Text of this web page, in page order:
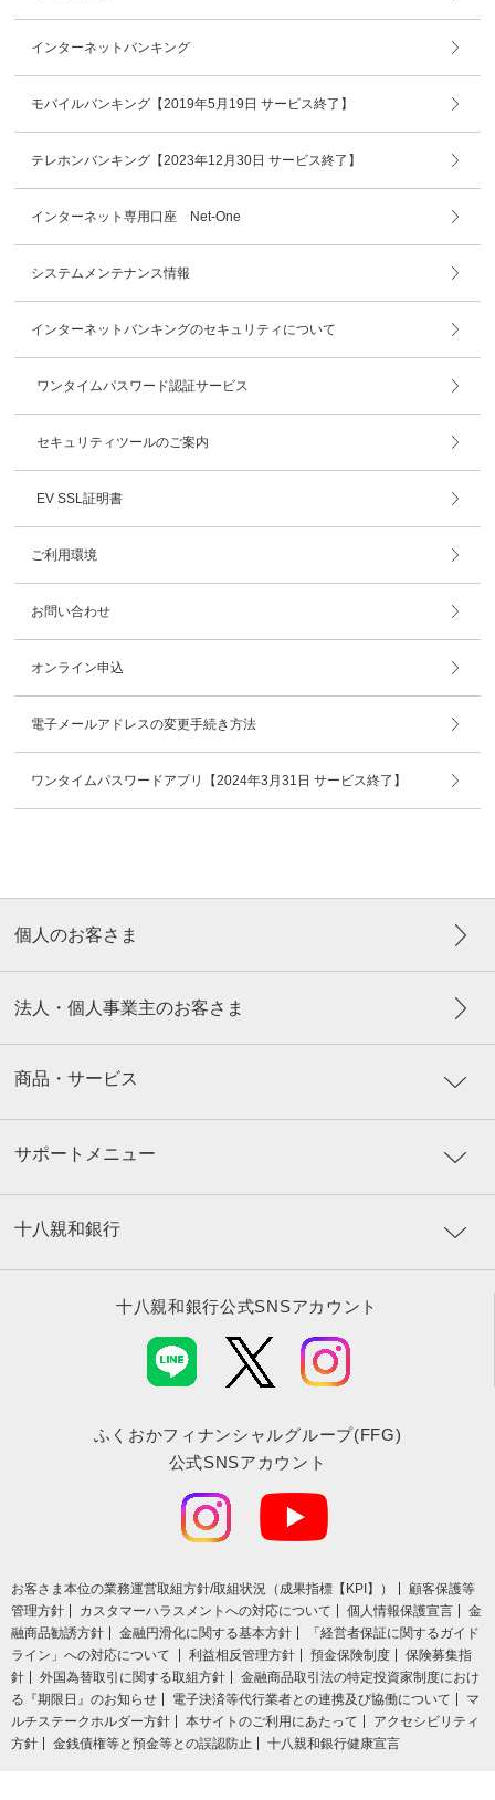
インターネットバンキング
モバイルバンキング【2019年5月19日 サービス終了】
テレホンバンキング【2023年12月30日 サービス終了】
インターネット専用口座 Net-One
システムメンテナンス情報
インターネットバンキングのセキュリティについて
ワンタイムパスワード認証サービス
セキュリティツールのご案内
EV SSL証明書
ご利用環境
お問い合わせ
オンライン申込
電子メールアドレスの変更手続き方法
ワンタイムパスワードアプリ【2024年3月31日 サービス終了】
個人のお客さま
法人・個人事業主のお客さま
商品・サービス
サポートメニュー
十八親和銀行
十八親和銀行公式SNSアカウント
ふくおかフィナンシャルグループ(FFG)
公式SNSアカウント
お客さま本位の業務運営取組⽅針/取組状況（成果指標【KPI】）
顧客保護等
管理方針
カスタマーハラスメントへの対応について 個人情報保護宣言
金
融商品勧誘方針
金融円滑化に関する基本方針
「経営者保証に関するガイド
ライン」への対応について
利益相反管理方針 預金保険制度
保険募集指
針
外国為替取引に関する取組方針
金融商品取引法の特定投資家制度におけ
る『期限日』のお知らせ
電子決済等代行業者との連携及び協働について
マ
ルチステークホルダー方針
本サイトのご利用にあたって
アクセシビリティ
方針
金銭債権等と預金等との誤認防止 十八親和銀行健康宣言